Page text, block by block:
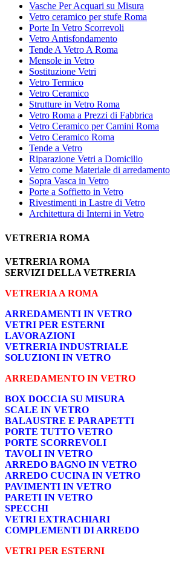
Vasche Per Acquari su Misura
Vetro ceramico per stufe Roma
Porte In Vetro Scorrevoli
Vetro Antisfondamento
Tende A Vetro A Roma
Mensole in Vetro
Sostituzione Vetri
Vetro Termico
Vetro Ceramico
Strutture in Vetro Roma
Vetro Roma a Prezzi di Fabbrica
Vetro Ceramico per Camini Roma
Vetro Ceramico Roma
Tende a Vetro
Riparazione Vetri a Domicilio
Vetro come Materiale di arredamento
Sopra Vasca in Vetro
Porte a Soffietto in Vetro
Rivestimenti in Lastre di Vetro
Architettura di Interni in Vetro
VETRERIA ROMA
VETRERIA ROMA
SERVIZI DELLA VETRERIA
VETRERIA A ROMA
ARREDAMENTI IN VETRO
VETRI PER ESTERNI
LAVORAZIONI
VETRERIA INDUSTRIALE
SOLUZIONI IN VETRO
ARREDAMENTO IN VETRO
BOX DOCCIA SU MISURA
SCALE IN VETRO
BALAUSTRE E PARAPETTI
PORTE TUTTO VETRO
PORTE SCORREVOLI
TAVOLI IN VETRO
ARREDO BAGNO IN VETRO
ARREDO CUCINA IN VETRO
PAVIMENTI IN VETRO
PARETI IN VETRO
SPECCHI
VETRI EXTRACHIARI
COMPLEMENTI DI ARREDO
VETRI PER ESTERNI